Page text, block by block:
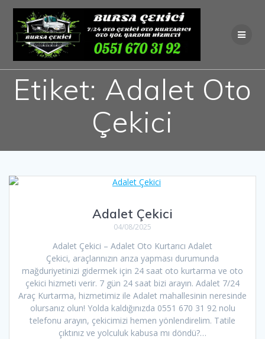
Skip
to
content
Etiket: Adalet Oto
Çekici
Adalet Çekici
04/08/2025
Adalet Çekici – Adalet Oto Kurtarıcı Adalet
Çekici, araçlarınızın arıza yapması durumunda
mağduriyetinizi gidermek için 24 saat oto kurtarma ve oto
çekici hizmeti verir. 7 gün 24 saat bizi arayın. Adalet 7/24
Araç Kurtarma, hizmetimiz ile Adalet mahallesinin neresinde
olursanız olun! Yolda kaldığınızda 0551 670 31 92 nolu
telefonu arayın, çekicimizi hemen yönlendirelim. Tatile
çıktınız ve yolculuk kabusa mı döndü?…